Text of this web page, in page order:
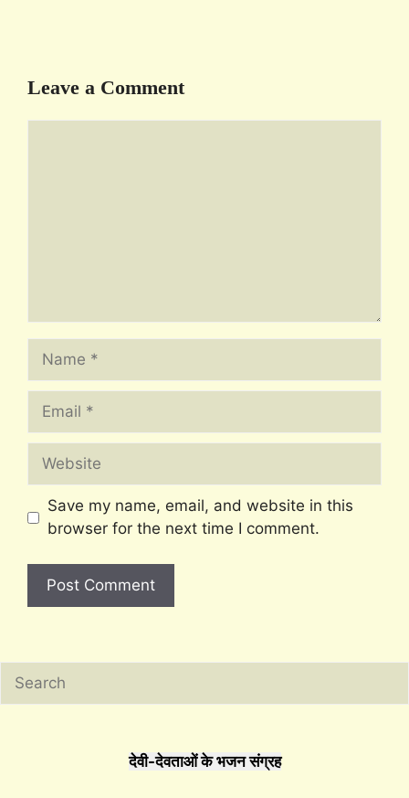
Leave a Comment
Name
Email
Website
Save my name, email, and website in this
browser for the next time I comment.
देवी-देवताओं के भजन संग्रह